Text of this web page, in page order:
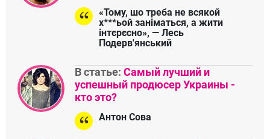
«Тому, шо треба не всякой
х***ьой заніматься, а жити
інтєрєсно», — Лесь
Подерв'янський
В статье: Самый лучший и
успешный продюсер Украины -
кто это?
Антон Сова